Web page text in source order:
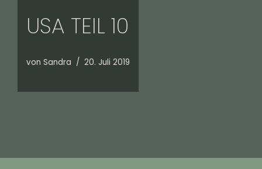
USA TEIL 10
von Sandra 20. Juli 2019